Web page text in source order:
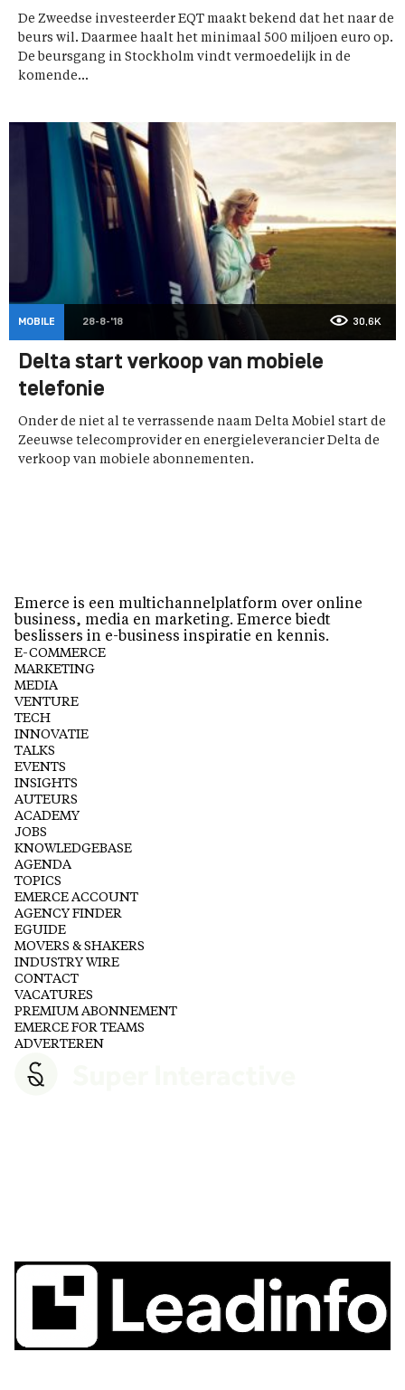
De Zweedse investeerder EQT maakt bekend dat het naar de
beurs wil. Daarmee haalt het minimaal 500 miljoen euro op.
De beursgang in Stockholm vindt vermoedelijk in de
komende...
MOBILE 28-8-'18 30,6K
Delta start verkoop van mobiele
telefonie
Onder de niet al te verrassende naam Delta Mobiel start de
Zeeuwse telecomprovider en energieleverancier Delta de
verkoop van mobiele abonnementen.
Emerce is een multichannelplatform over online
business, media en marketing. Emerce biedt
beslissers in e-business inspiratie en kennis.
E-COMMERCE
MARKETING
MEDIA
VENTURE
TECH
INNOVATIE
TALKS
EVENTS
INSIGHTS
AUTEURS
ACADEMY
JOBS
KNOWLEDGEBASE
AGENDA
TOPICS
EMERCE ACCOUNT
AGENCY FINDER
EGUIDE
MOVERS & SHAKERS
INDUSTRY WIRE
CONTACT
VACATURES
PREMIUM ABONNEMENT
EMERCE FOR TEAMS
ADVERTEREN